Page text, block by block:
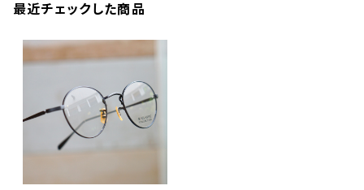
最近チェックした商品